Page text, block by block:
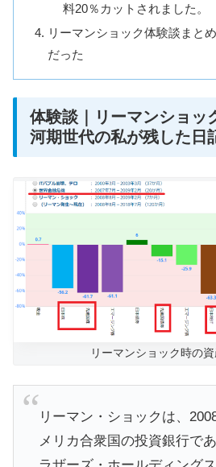
料20％カットされました。
リーマンショック体験談まと
だった
体験談｜リーマンショッ
河期世代の私が残した日
リーマンショック時の
リーマン ・ ショック は、
メリカ合衆国の投資銀行で